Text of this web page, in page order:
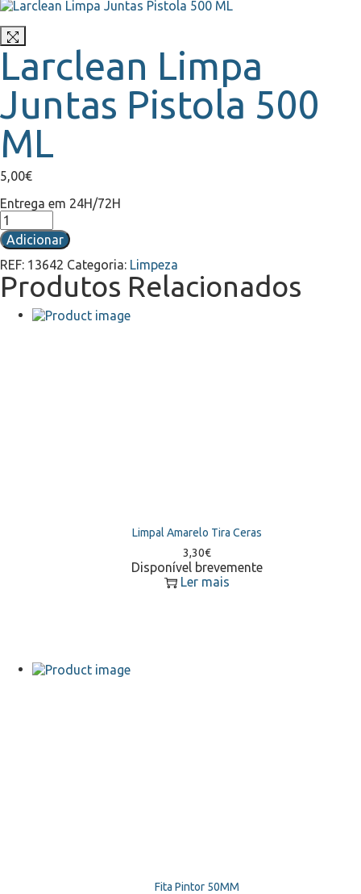
Larclean Limpa
Juntas Pistola 500
ML
5,00€
Entrega em 24H/72H
Quantidade
de
Larclean
Limpa
Juntas
Pistola
Adicionar
REF: 13642 Categoria: Limpeza
Produtos Relacionados
Limpal Amarelo Tira Ceras
3,30€
Disponível brevemente
Ler mais
Fita Pintor 50MM